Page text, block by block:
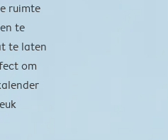
ruimte
te
te laten
om